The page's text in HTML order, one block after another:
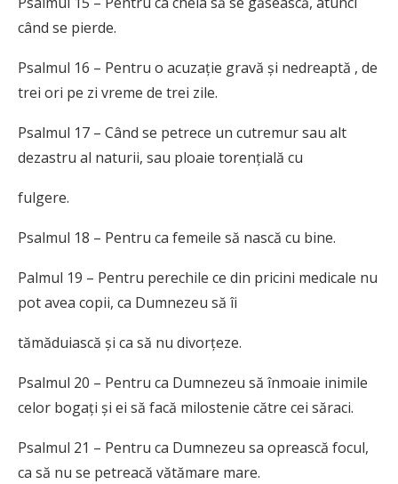
când se pierde.
Psalmul 16 – Pentru o acuzație gravă și nedreaptă , de
trei ori pe zi vreme de trei zile.
Psalmul 17 – Când se petrece un cutremur sau alt
dezastru al naturii, sau ploaie torențială cu
fulgere.
Psalmul 18 – Pentru ca femeile să nască cu bine.
Palmul 19 – Pentru perechile ce din pricini medicale nu
pot avea copii, ca Dumnezeu să îi
tămăduiască și ca să nu divorțeze.
Psalmul 20 – Pentru ca Dumnezeu să înmoaie inimile
celor bogați și ei să facă milostenie către cei săraci.
Psalmul 21 – Pentru ca Dumnezeu sa oprească focul,
ca să nu se petreacă vătămare mare.